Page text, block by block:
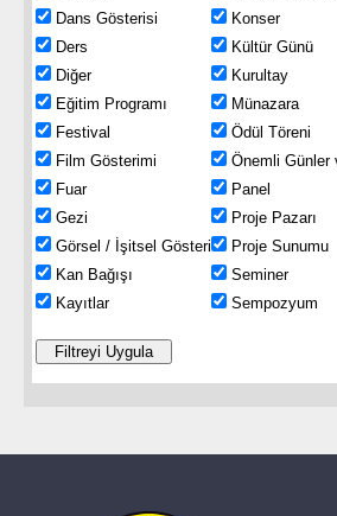
Dans Gösterisi
Ders
Diğer
Eğitim Programı
Festival
Film Gösterimi
Fuar
Gezi
Görsel / İşitsel Gösteri
Kan Bağışı
Kayıtlar
Konser
Kültür Günü
Kurultay
Münazara
Ödül Töreni
Önemli Günler
Panel
Proje Pazarı
Proje Sunumu
Seminer
Sempozyum